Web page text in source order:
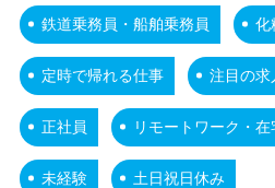
鉄道乗務員・船舶乗務員 化
定時で帰れる仕事 注目の求
正社員 リモートワーク・在
未経験 土日祝日休み